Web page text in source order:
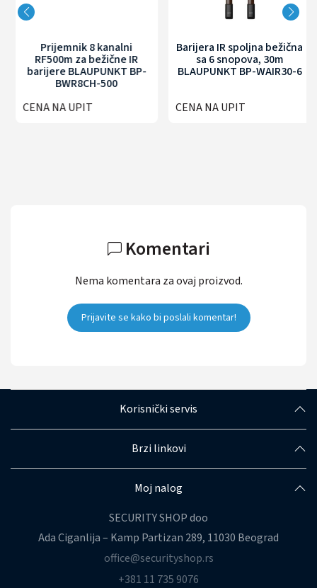
Prijemnik 8 kanalni
RF500m za bežične IR
barijere BLAUPUNKT BP-
BWR8CH-500
CENA NA UPIT
Barijera IR spoljna bežična
sa 6 snopova, 30m
BLAUPUNKT BP-WAIR30-6
CENA NA UPIT
Komentari
Nema komentara za ovaj proizvod.
Prijavite se kako bi poslali komentar!
Korisnički servis
Brzi linkovi
Moj nalog
SECURITY SHOP doo
Ada Ciganlija – Kamp Partizan 289, 11030 Beograd
office@securityshop.rs
+381 11 735 9076